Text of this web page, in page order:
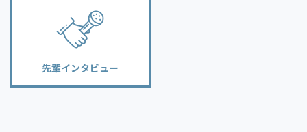
先輩インタビュー